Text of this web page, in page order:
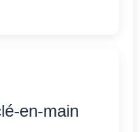
en-main